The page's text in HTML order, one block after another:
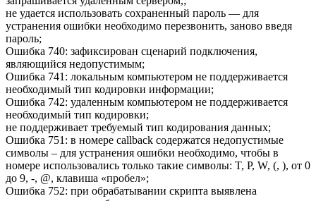
не удается использовать сохраненный пароль — для
устранения ошибки необходимо перезвонить, заново введя
пароль;
Ошибка 740: зафиксирован сценарий подключения,
являющийся недопустимым;
Ошибка 741: локальным компьютером не поддерживается
необходимый тип кодировки информации;
Ошибка 742: удаленным компьютером не поддерживается
необходимый тип кодировки;
не поддерживает требуемый тип кодирования данных;
Ошибка 751: в номере callback содержатся недопустимые
символы – для устранения ошибки необходимо, чтобы в
номере использовались только такие символы: T, P, W, (, ), от 0
до 9, -, @, клавиша «пробел»;
Ошибка 752: при обрабатывании скрипта выявлена